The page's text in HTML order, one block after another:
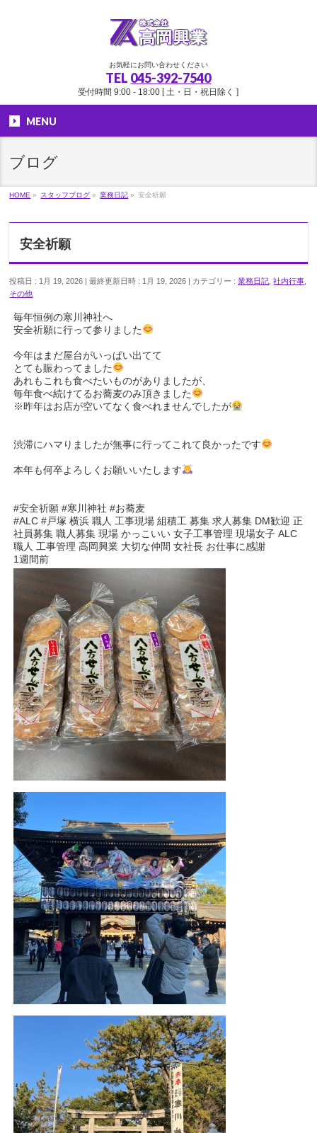
お気軽にお問い合わせください
TEL 045-392-7540
受付時間 9:00 - 18:00 [ 土・日・祝日除く ]
MENU
ブログ
HOME » スタッフブログ » 業務日記 » 安全祈願
安全祈願
投稿日 : 1月 19, 2026 最終更新日時 : 1月 19, 2026 カテゴリー :業務日記 ,社内行事
その他
毎年恒例の寒川神社へ
安全祈願に行って参りました
今年はまだ屋台がいっぱい出てて
とても賑わってました
あれもこれも食べたいものがありましたが、
毎年食べ続けてるお蕎麦のみ頂きました
※昨年はお店が空いてなく食べれませんでしたが‪
渋滞にハマりましたが無事に行ってこれて良かったです
本年も何卒よろしくお願いいたします
#安全祈願 #寒川神社 #お蕎麦
#ALC #戸塚 横浜 職人 工事現場 組積工 募集 求人募集 DM歓迎 正
社員募集 職人募集 現場 かっこいい 女子工事管理 現場女子 ALC
職人 工事管理 高岡興業 大切な仲間 女社長 お仕事に感謝
1週間前